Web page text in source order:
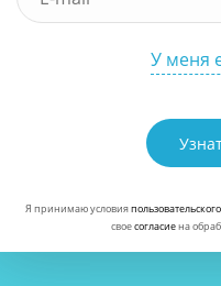
У меня
Я принимаю условия
своесогласиена